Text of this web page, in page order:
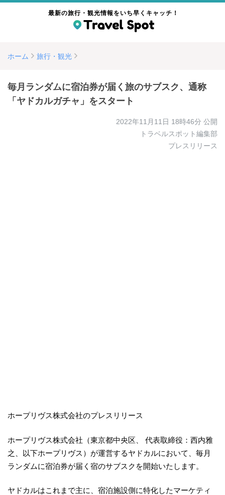
最新の旅行・観光情報をいち早くキャッチ！
ホーム 旅行・観光
毎月ランダムに宿泊券が届く旅のサブスク、通称
「ヤドカルガチャ」をスタート
2022年11月11日 18時46分 公開
トラベルスポット編集部
プレスリリース
ホープリヴス株式会社のプレスリリース
ホープリヴス株式会社（東京都中央区、 代表取締役：西内雅
之、以下ホープリヴス）が運営するヤドカルにおいて、毎月
ランダムに宿泊券が届く宿のサブスクを開始いたします。
ヤドカルはこれまで主に、宿泊施設側に特化したマーケティ